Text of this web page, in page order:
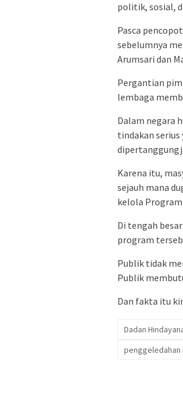
politik, sosial,
Pasca
sebelumnya
Arumsari dan
Pergantian
lembaga
Dalam negara
tindakan serius
Karena itu,
sejauh mana
kelola
Di tengah
program
Publik tidak
Publik
Dan fakta itu
Dadan
penggeledahan